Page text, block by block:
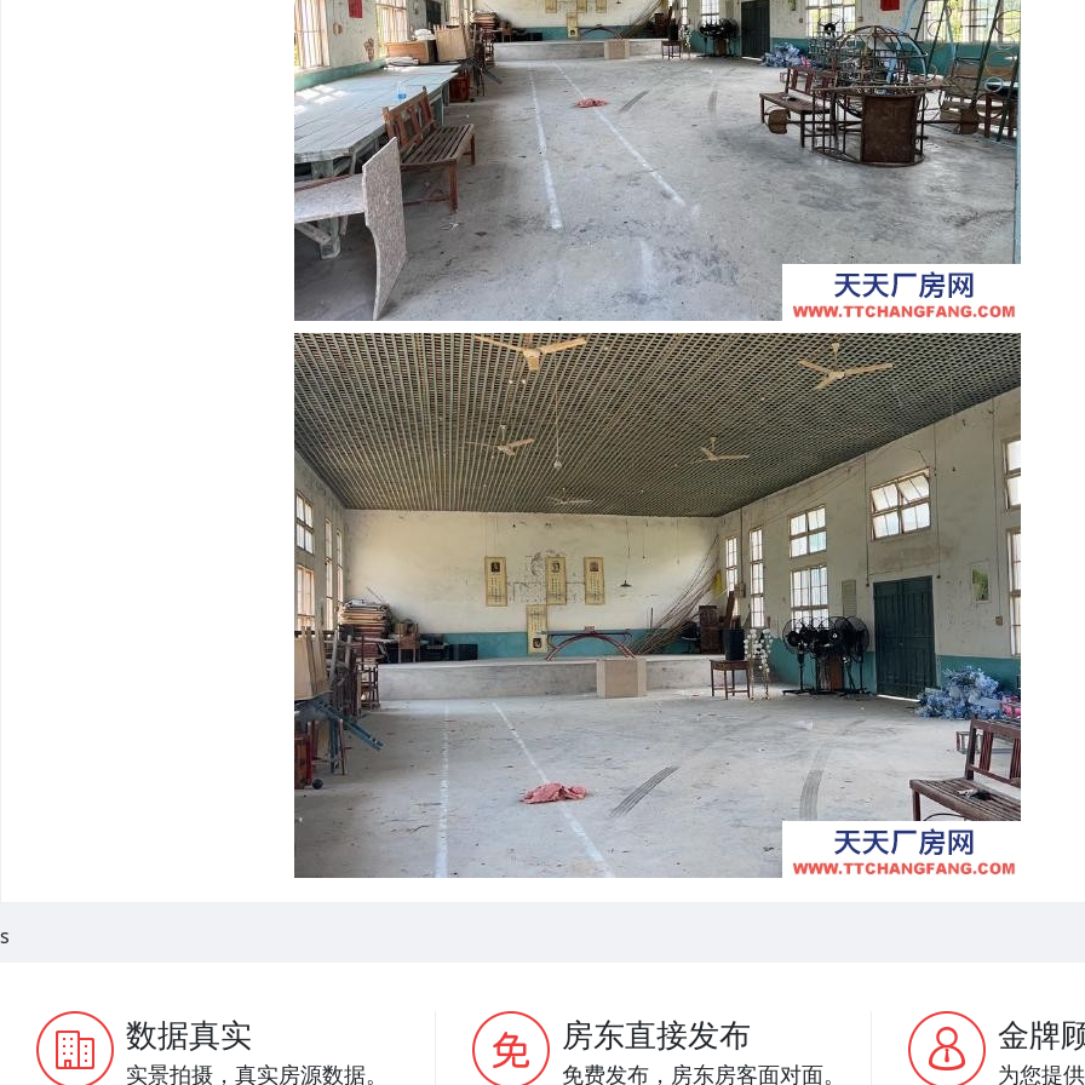
s
数据真实
实景拍摄，真实房源数据。
房东直接发布
免费发布，房东房客面对面。
金牌
为您提